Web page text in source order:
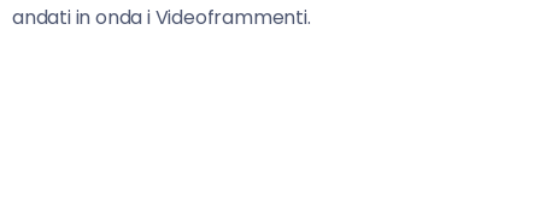
andati in onda i Videoframmenti.